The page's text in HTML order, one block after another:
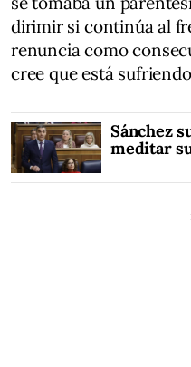
dirimir si continúa al
renuncia como
cree que está
Sánchez
meditar